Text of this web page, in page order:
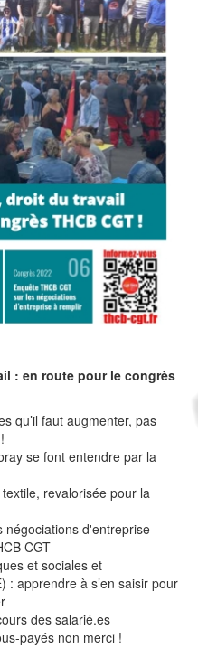
: en route pour le congrès
qu’il faut augmenter, pas
se font entendre par la
revalorisée pour la
négociations d'entreprise
CGT
et sociales et
: apprendre à s’en saisir pour
des salarié.es
payés non merci !